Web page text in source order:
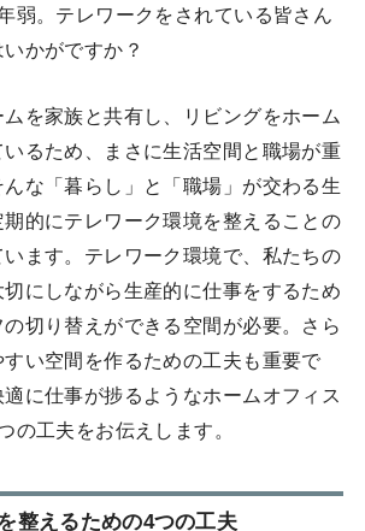
弱。テレワークをされている皆さん
かがですか？
を家族と共有し、リビングをホーム
るため、まさに生活空間と職場が重
な「暮らし」と「職場」が交わる生
的にテレワーク環境を整えることの
ます。テレワーク環境で、私たちの
にしながら生産的に仕事をするため
切り替えができる空間が必要。さら
い空間を作るための工夫も重要で
に仕事が捗るようなホームオフィス
の工夫をお伝えします。
整えるための4つの工夫